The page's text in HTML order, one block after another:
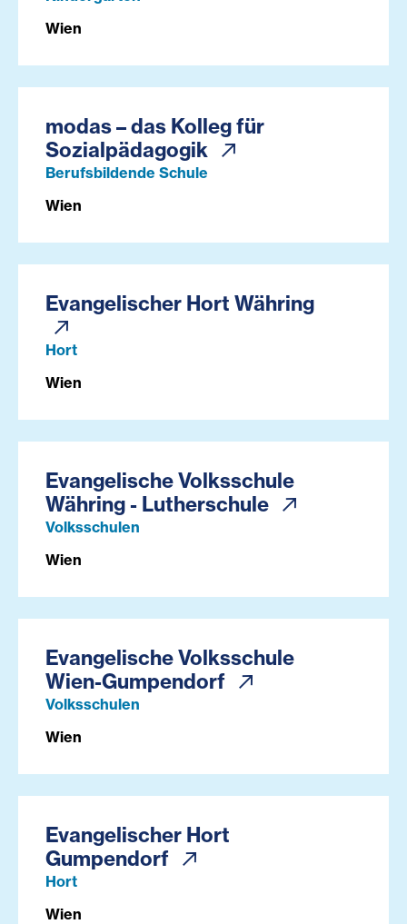
Wien
modas – das Kolleg für
Sozialpädagogik
Berufsbildende Schule
Wien
Evangelischer Hort Währing
Hort
Wien
Evangelische Volksschule
Währing - Lutherschule
Volksschulen
Wien
Evangelische Volksschule
Wien-Gumpendorf
Volksschulen
Wien
Evangelischer Hort
Gumpendorf
Hort
Wien